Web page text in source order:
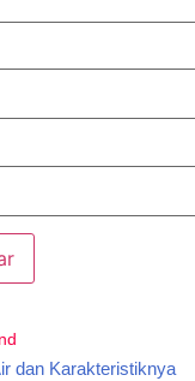
dan Karakteristiknya